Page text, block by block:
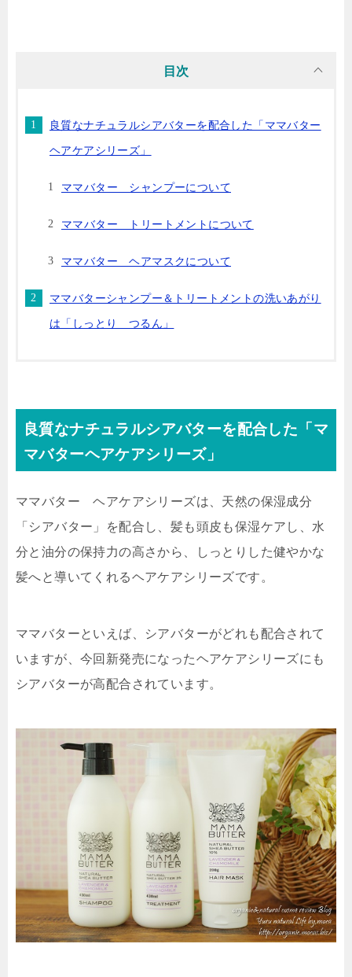
目次
良質なナチュラルシアバターを配合した「ママバター
ヘアケアシリーズ」
ママバター シャンプーについて
ママバター トリートメントについて
ママバター ヘアマスクについて
ママバターシャンプー＆トリートメントの洗いあがり
は「しっとり つるん」
良質なナチュラルシアバターを配合した「マ
マバターヘアケアシリーズ」
ママバター ヘアケアシリーズは、 天然の保湿成分
「シアバター」を配合 し、髪も頭皮も保湿ケアし、水
分と油分の保持力の高さから、しっとりした健やかな
髪へと導いてくれるヘアケアシリーズです。
ママバターといえば、シアバターがどれも配合されて
いますが、今回新発売になったヘアケアシリーズにも
シアバターが高配合されています。